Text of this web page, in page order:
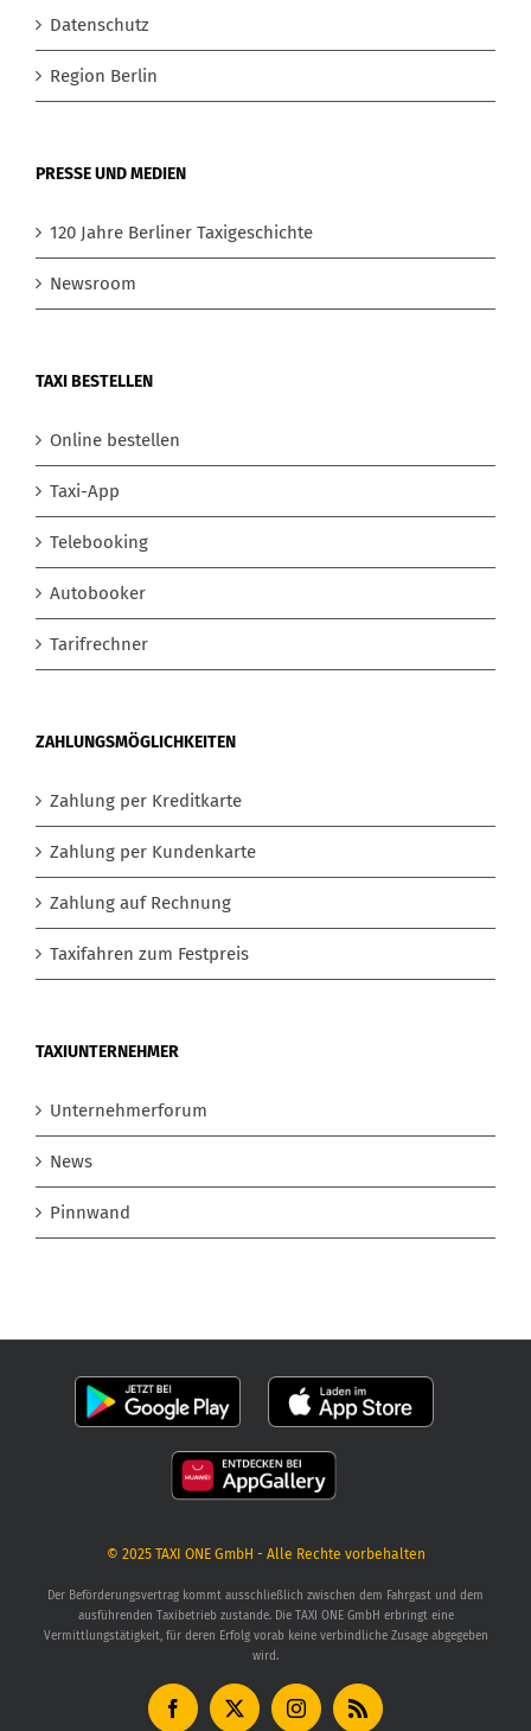
Datenschutz
Region Berlin
PRESSE UND MEDIEN
120 Jahre Berliner Taxigeschichte
Newsroom
TAXI BESTELLEN
Online bestellen
Taxi-App
Telebooking
Autobooker
Tarifrechner
ZAHLUNGSMÖGLICHKEITEN
Zahlung per Kreditkarte
Zahlung per Kundenkarte
Zahlung auf Rechnung
Taxifahren zum Festpreis
TAXIUNTERNEHMER
Unternehmerforum
News
Pinnwand
© 2025 TAXI ONE GmbH - Alle Rechte vorbehalten
Der Beförderungsvertrag kommt ausschließlich zwischen dem Fahrgast und dem
ausführenden Taxibetrieb zustande. Die TAXI ONE GmbH erbringt eine
Vermittlungstätigkeit, für deren Erfolg vorab keine verbindliche Zusage abgegeben
wird.
Facebook
X InstagramRss